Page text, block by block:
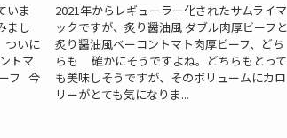
いま
まし
ついに
トマ
フ 今
2021年からレギューラー化されたサムライマ
ックですが、炙り醤油風 ダブル肉厚ビーフと
炙り醤油風ベーコントマト肉厚ビーフ、どち
らも 確かにそうですよね。どちらもとって
も美味しそうですが、そのボリュームにカロ
リーがとても気になりま...